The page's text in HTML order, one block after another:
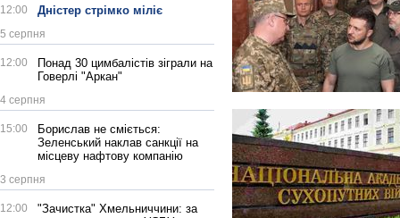
12:00 Дністер стрімко міліє
5 серпня
12:00
Понад 30 цимбалістів зіграли на
Говерлі "Аркан"
4 серпня
15:00
Борислав не сміється:
Зеленський наклав санкції на
місцеву нафтову компанію
3 серпня
12:00
"Зачистка" Хмельниччини: за